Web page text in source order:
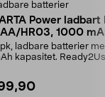
batterier
Power
HR03, 1000
ladbare batterier
kapasitet.